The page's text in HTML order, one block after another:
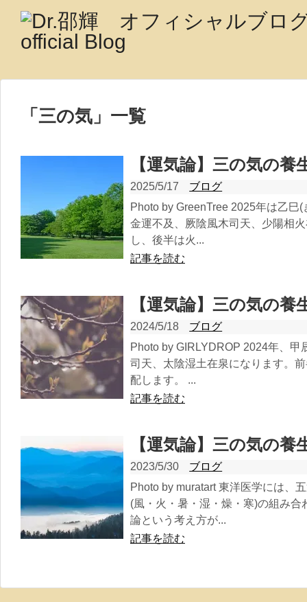
「 三の気 」 一覧
【運気論】三の気の養
2025/5/17
ブログ
Photo by GreenTree 2025年は乙巳
金運不及、厥陰風木司天、少陽相
し、後半は火...
記事を読む
【運気論】三の気の養
2024/5/18
ブログ
Photo by GIRLYDROP 2024年、
司天、太陰湿土在泉になります。
配します。 ...
記事を読む
【運気論】三の気の養
2023/5/30
ブログ
Photo by muratart 東洋医学には、
(風・火・暑・湿・燥・寒)の組み
論という考え方が...
記事を読む